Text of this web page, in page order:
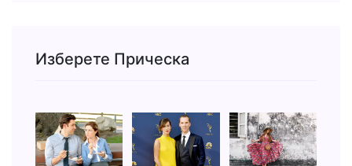
Изберете Прическа